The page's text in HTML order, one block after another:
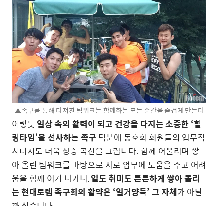
▲족구를 통해 다져진 팀워크는 함께하는 모든 순간을 즐겁게 만든다
이렇듯 일상 속의 활력이 되고 건강을 다지는 소중한 ‘힐
링타임’을 선사하는 족구 덕분에 동호회 회원들의 업무적
시너지도 더욱 상승 곡선을 그립니다. 함께 어울리며 쌓
아 올린 팀워크를 바탕으로 서로 업무에 도움을 주고 어려
움을 함께 이겨 나가니,일도 취미도 튼튼하게 쌓아 올리
는 현대로템 족구회의 활약은 ‘일거양득’ 그 자체가 아닐